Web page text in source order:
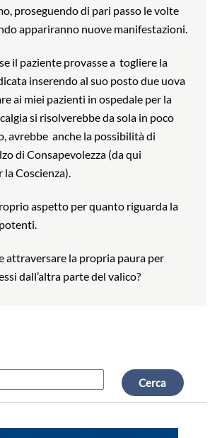
proseguendo di pari passo le volte
appariranno nuove manifestazioni.
il paziente provasse a togliere la
inserendo al suo posto due uova
ai miei pazienti in ospedale per la
si risolverebbe da sola in poco
avrebbe anche la possibilità di
di Consapevolezza (da qui
Coscienza).
aspetto per quanto riguarda la
attraversare la propria paura per
dall’altra parte del valico?
Cerca